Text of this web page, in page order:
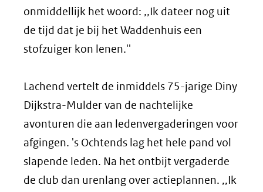
onmiddellijk het woord: ,,Ik dateer nog uit
de tijd dat je bij het Waddenhuis een
stofzuiger kon lenen.''
Lachend vertelt de inmiddels 75-jarige Diny
Dijkstra-Mulder van de nachtelijke
avonturen die aan ledenvergaderingen voor
afgingen. 's Ochtends lag het hele pand vol
slapende leden. Na het ontbijt vergaderde
de club dan urenlang over actieplannen. ,,Ik